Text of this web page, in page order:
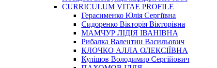
CURRICULUM VITAE PROFILE
Герасименко Юлія Сергіївна
Сидоренко Вікторія Вікторівна
МАМЧУР ЛІДІЯ ІВАНІВНА
Рибалка Валентин Васильович
КЛОЧКО АЛЛА ОЛЕКСІЇВНА
Кулішов Володимир Сергійович